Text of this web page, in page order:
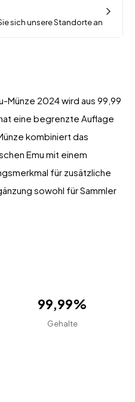
sich unsere Standorte an
Münze 2024 wird aus 99,99
eine begrenzte Auflage
kombiniert das
Emu mit einem
für zusätzliche
sowohl für Sammler
99,99%
Gehalte